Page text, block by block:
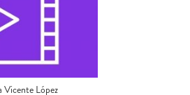
Vicente López